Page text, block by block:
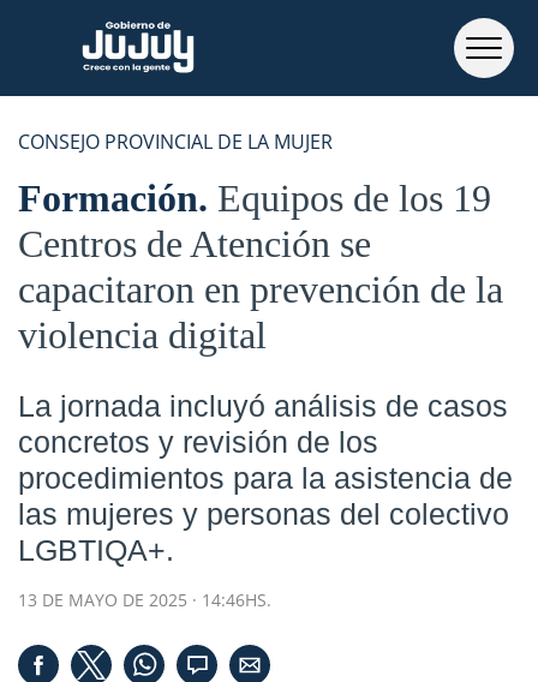
CONSEJO PROVINCIAL DE LA MUJER
Formación Equipos de los 19
Centros de Atención se
capacitaron en prevención de la
violencia digital
La jornada incluyó análisis de casos
concretos y revisión de los
procedimientos para la asistencia de
las mujeres y personas del colectivo
LGBTIQA+.
13 DE MAYO DE 2025 · 14:46HS.